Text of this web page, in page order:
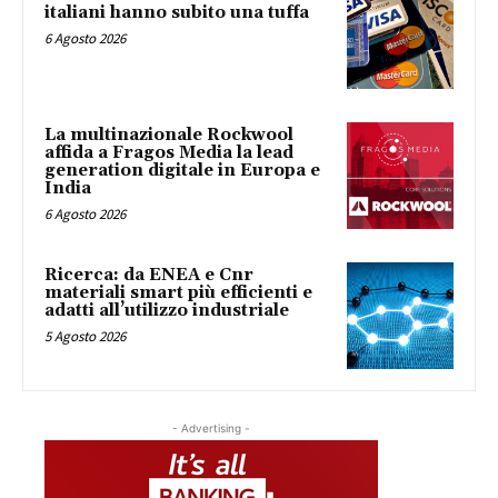
italiani hanno subito una tuffa
6 Agosto 2026
La multinazionale Rockwool
affida a Fragos Media la lead
generation digitale in Europa e
India
6 Agosto 2026
Ricerca: da ENEA e Cnr
materiali smart più efficienti e
adatti all’utilizzo industriale
5 Agosto 2026
- Advertising -